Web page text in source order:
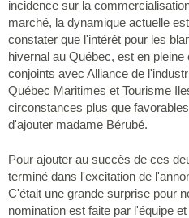
incidence sur la
marché, la dynamique actuelle
constater que l'intérêt pour les
hivernal au Québec, est en
conjoints avec Alliance de
Québec Maritimes et Tourisme
circonstances plus que
d'ajouter madame Bérubé.
Pour ajouter au succès de ces
terminé dans l'excitation de
C'était une grande surprise pour
nomination est faite par l'équipe